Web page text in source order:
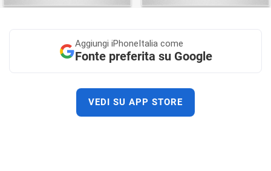
Aggiungi iPhoneItalia come
Fonte preferita su Google
VEDI SU APP STORE